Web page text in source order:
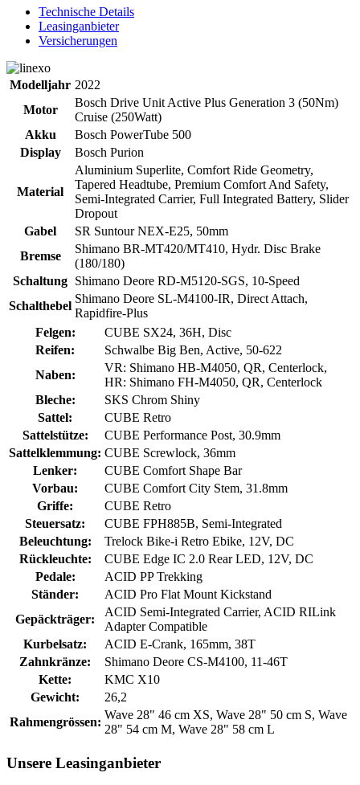
Technische Details
Leasinganbieter
Versicherungen
Modelljahr 2022
Motor
Bosch Drive Unit Active Plus Generation 3 (50Nm)
Cruise (250Watt)
Akku
Bosch PowerTube 500
Display
Bosch Purion
Material
Aluminium Superlite, Comfort Ride Geometry,
Tapered Headtube, Premium Comfort And Safety,
Semi-Integrated Carrier, Full Integrated Battery, Slider
Dropout
Gabel
SR Suntour NEX-E25, 50mm
Bremse
Shimano BR-MT420/MT410, Hydr. Disc Brake
(180/180)
Schaltung Shimano Deore RD-M5120-SGS, 10-Speed
Schalthebel
Shimano Deore SL-M4100-IR, Direct Attach,
Rapidfire-Plus
Felgen:
CUBE SX24, 36H, Disc
Reifen:
Schwalbe Big Ben, Active, 50-622
Naben:
VR: Shimano HB-M4050, QR, Centerlock,
HR: Shimano FH-M4050, QR, Centerlock
Bleche:
SKS Chrom Shiny
Sattel:
CUBE Retro
Sattelstütze:
CUBE Performance Post, 30.9mm
Sattelklemmung: CUBE Screwlock, 36mm
Lenker:
CUBE Comfort Shape Bar
Vorbau:
CUBE Comfort City Stem, 31.8mm
Griffe:
CUBE Retro
Steuersatz:
CUBE FPH885B, Semi-Integrated
Beleuchtung:
Trelock Bike-i Retro Ebike, 12V, DC
Rückleuchte:
CUBE Edge IC 2.0 Rear LED, 12V, DC
Pedale:
ACID PP Trekking
Ständer:
ACID Pro Flat Mount Kickstand
Gepäckträger:
ACID Semi-Integrated Carrier, ACID RILink
Adapter Compatible
Kurbelsatz:
ACID E-Crank, 165mm, 38T
Zahnkränze:
Shimano Deore CS-M4100, 11-46T
Kette:
KMC X10
Gewicht:
26,2
Rahmengrössen:
Wave 28" 46 cm XS, Wave 28" 50 cm S, Wave
28" 54 cm M, Wave 28" 58 cm L
Unsere Leasinganbieter